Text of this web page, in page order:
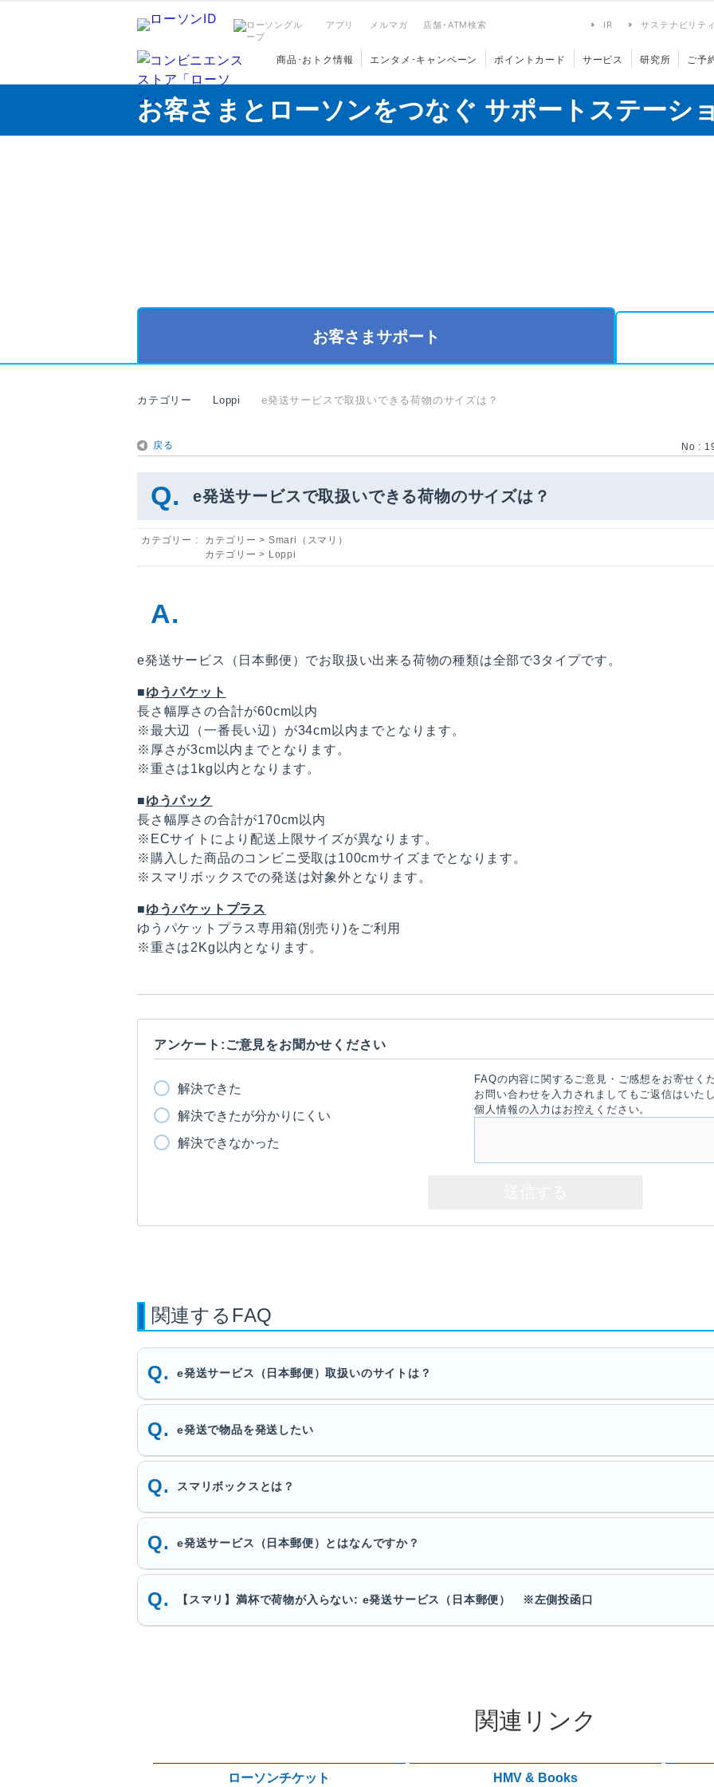
アプリ メルマガ 店舗･ATM検索 IR サステナビリティ
商品･おトク情報 エンタメ･キャンペーン ポイントカード サービス 研究所 ご予
お客さまとローソンをつなぐ サポートステーシ
お客さまサポート
カテゴリー Loppi e発送サービスで取扱いできる荷物のサイズは？
戻る No :
e発送サービスで取扱いできる荷物のサイズは？
カテゴリー : カテゴリー > Smari（スマリ）
カテゴリー > Loppi
e発送サービス（日本郵便）でお取扱い出来る荷物の種類は全部で3タイプです。
■ゆうパケット
長さ幅厚さの合計が60cm以内
※最大辺（一番長い辺）が34cm以内までとなります。
※厚さが3cm以内までとなります。
※重さは1kg以内となります。
■ゆうパック
長さ幅厚さの合計が170cm以内
※ECサイトにより配送上限サイズが異なります。
※購入した商品のコンビニ受取は100cmサイズまでとなります。
※スマリボックスでの発送は対象外となります。
■ゆうパケットプラス
ゆうパケットプラス専用箱(別売り)をご利用
※重さは2Kg以内となります。
アンケート:ご意見をお聞かせください
解決できた
解決できたが分かりにくい
解決できなかった
FAQの内容に関するご意見・ご感想をお寄せく
お問い合わせを入力されましてもご返信はいた
個人情報の入力はお控えください。
関連するFAQ
e発送サービス（日本郵便）取扱いのサイトは？
e発送で物品を発送したい
スマリボックスとは？
e発送サービス（日本郵便）とはなんですか？
【スマリ】満杯で荷物が入らない: e発送サービス（日本郵便） ※左側投函口
関連リンク
ローソンチケット HMV & Books